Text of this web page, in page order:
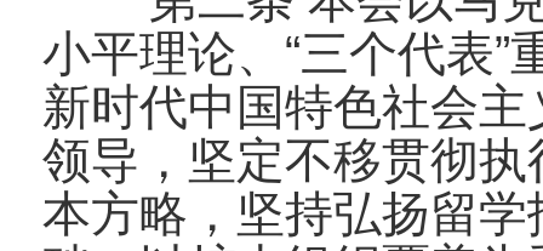
小平理论、“三个代表
新时代中国特色社会
领导，坚定不移贯彻
本方略，坚持弘扬留